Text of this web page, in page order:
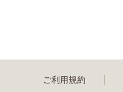
ご利用規約